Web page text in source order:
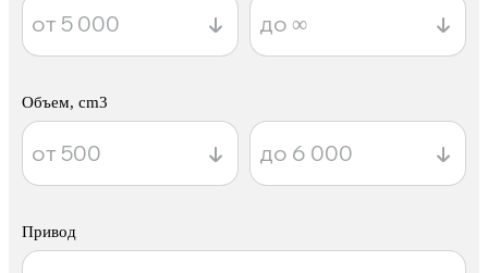
Объем, cm3
Привод